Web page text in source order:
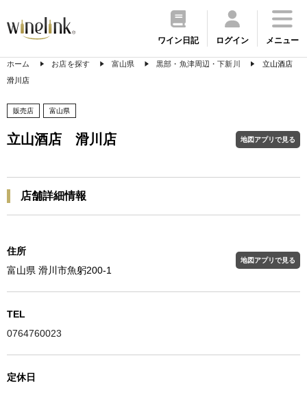
ワイン日記 ログイン メニュー
ホーム お店を探す 富山県 黒部・魚津周辺・下新川
立山酒店
滑川店
販売店 富山県
立山酒店 滑川店 地図アプリで見る
店舗詳細情報
住所
富山県 滑川市魚躬200-1
地図アプリで見る
TEL
0764760023
定休日